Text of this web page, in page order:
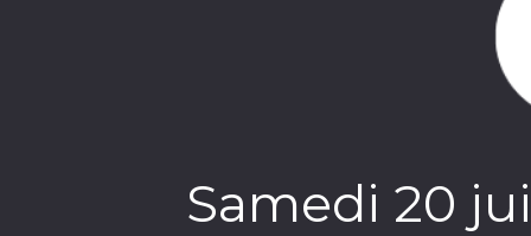
Samedi 20